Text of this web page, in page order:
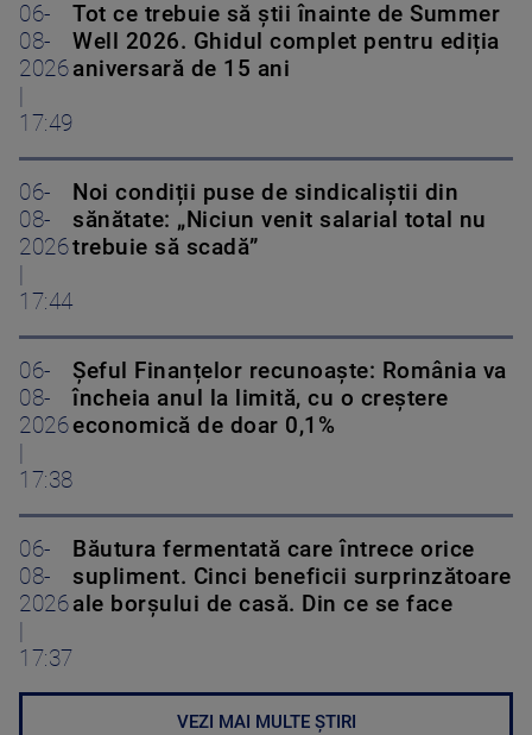
06-
08-
2026
17:49
Tot ce trebuie să știi înainte de Summer
Well 2026. Ghidul complet pentru ediția
aniversară de 15 ani
06-
08-
2026
17:44
Noi condiții puse de sindicaliștii din
sănătate: „Niciun venit salarial total nu
trebuie să scadă”
06-
08-
2026
17:38
Șeful Finanțelor recunoaște: România va
încheia anul la limită, cu o creștere
economică de doar 0,1%
06-
08-
2026
17:37
Băutura fermentată care întrece orice
supliment. Cinci beneficii surprinzătoare
ale borșului de casă. Din ce se face
VEZI MAI MULTE ȘTIRI